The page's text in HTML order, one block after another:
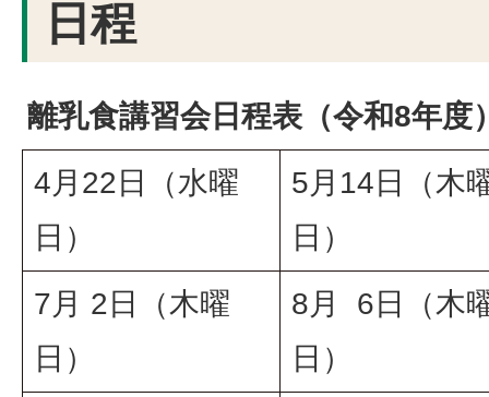
日程
離乳食講習会日程表（令和8年度
4月22日（水曜
日）
5月14日（木
日）
7月 2日（木曜
日）
8月 6日（木
日）